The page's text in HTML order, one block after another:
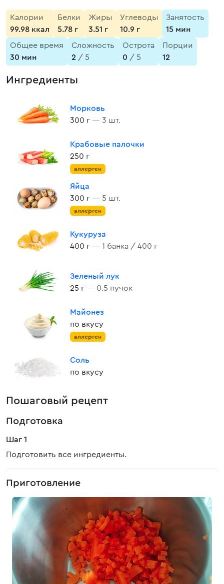
Калории
99.98 ккал
Белки
5.78 г
Жиры
3.51 г
Углеводы
10.9 г
Занятость
15 мин
Общее время
30 мин
Сложность
2 / 5
Острота
0 / 5
Порции
12
Ингредиенты
Морковь
300 г — 3 шт.
Крабовые палочки
250 г
аллерген
Яйца
300 г — 5 шт.
аллерген
Кукуруза
400 г — 1 банка / 400 г
Зеленый лук
25 г — 0.5 пучок
Майонез
по вкусу
аллерген
Соль
по вкусу
Пошаговый рецепт
Подготовка
Шаг 1
Подготовить все ингредиенты.
Приготовление